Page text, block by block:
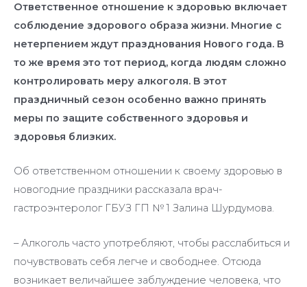
Ответственное отношение к здоровью включает
соблюдение здорового образа жизни. Многие с
нетерпением ждут празднования Нового года. В
то же время это тот период, когда людям сложно
контролировать меру алкоголя. В этот
праздничный сезон особенно важно принять
меры по защите собственного здоровья и
здоровья близких.
Об ответственном отношении к своему здоровью в
новогодние праздники рассказала врач-
гастроэнтеролог ГБУЗ ГП № 1 Залина Шурдумова.
– Алкоголь часто употребляют, чтобы расслабиться и
почувствовать себя легче и свободнее. Отсюда
возникает величайшее заблуждение человека, что